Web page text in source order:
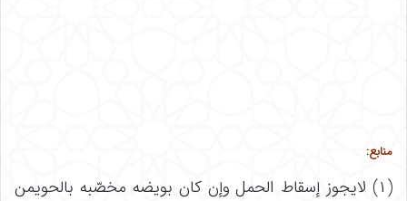
منابع:
(۱) لایجوز إسقاط الحمل وإن کان بویضه مخصّبه بالحویمن